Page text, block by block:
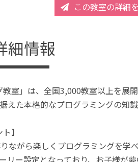
この教室の詳細
細情報
教室」は、全国3,000教室以上を
えた本格的なプログラミングの知
】
ながら楽しくプログラミングを学
リー設定となっており、お子様が